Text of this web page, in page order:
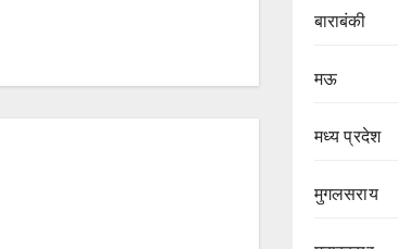
बाराबंकी
मऊ
मध्य प्रदेश
मुगलसराय